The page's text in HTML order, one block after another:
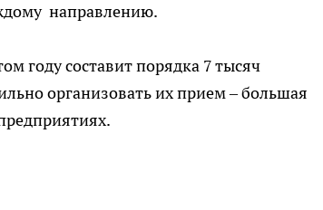
направлению.
году составит порядка 7 тысяч
организовать их прием – большая